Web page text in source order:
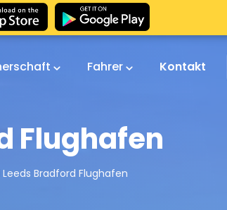
Fahrer Kontakt
Flughafen
Leeds Bradford Flughafen